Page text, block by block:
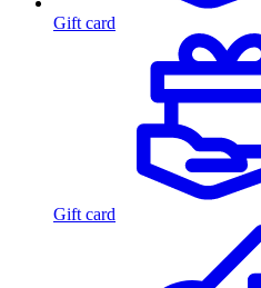
Gift card
Gift card